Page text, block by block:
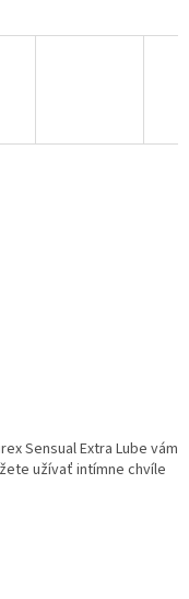
Sensual Extra Lube vám
užívať intímne chvíle